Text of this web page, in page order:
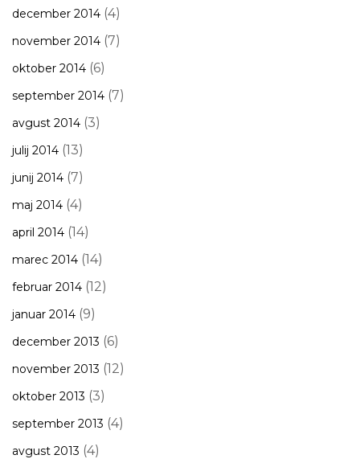
december 2014 (4)
november 2014 (7)
oktober 2014 (6)
september 2014 (7)
avgust 2014 (3)
julij 2014 (13)
junij 2014 (7)
maj 2014 (4)
april 2014 (14)
marec 2014 (14)
februar 2014 (12)
januar 2014 (9)
december 2013 (6)
november 2013 (12)
oktober 2013 (3)
september 2013 (4)
avgust 2013 (4)